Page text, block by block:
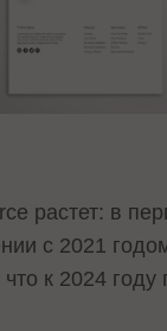
растет: в
с 2021
к 2024 году